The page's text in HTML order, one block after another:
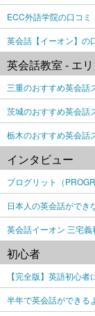
ECC外語学院の口コ
英会話【イーオン】の
英会話教室 - エ
三重のおすすめ英会話
茨城のおすすめ英会話
栃木のおすすめ英会話
インタビュー
プログリット（
日本人の英会話がで
英会話イーオン 三宅義
初心者
【完全版】英語初心
半年で英会話ができる